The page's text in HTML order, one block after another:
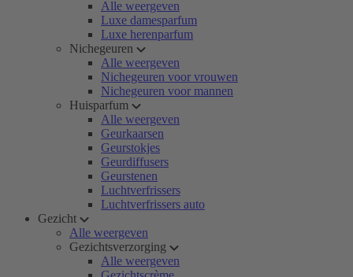
Alle weergeven
Luxe damesparfum
Luxe herenparfum
Nichegeuren
Alle weergeven
Nichegeuren voor vrouwen
Nichegeuren voor mannen
Huisparfum
Alle weergeven
Geurkaarsen
Geurstokjes
Geurdiffusers
Geurstenen
Luchtverfrissers
Luchtverfrissers auto
Gezicht
Alle weergeven
Gezichtsverzorging
Alle weergeven